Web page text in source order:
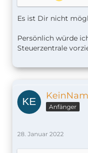
Es ist Dir nicht
Persönlich würde
Steuerzentrale
Anfänger
28. Januar 2022